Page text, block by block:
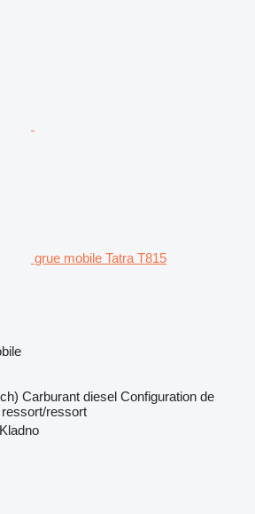
grue mobile Tatra T815
Carburant diesel Configuration de
ressort/ressort